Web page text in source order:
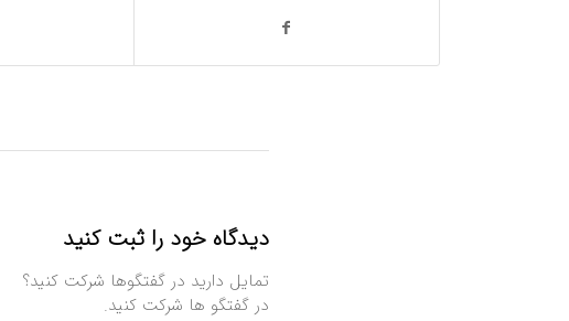
دیدگاه خود را ثبت کنید
تمایل دارید در گفتگوها شرکت کنید؟
در گفتگو ها شرکت کنید.